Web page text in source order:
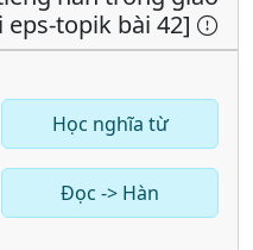
eps-topik bài 42]
Học nghĩa từ
Đọc -> Hàn